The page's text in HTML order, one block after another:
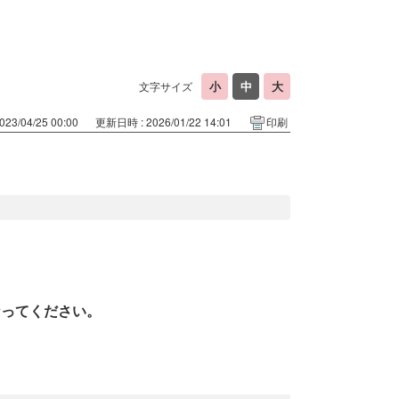
文字サイズ
04/25 00:00 更新日時 : 2026/01/22 14:01 印刷
てください。